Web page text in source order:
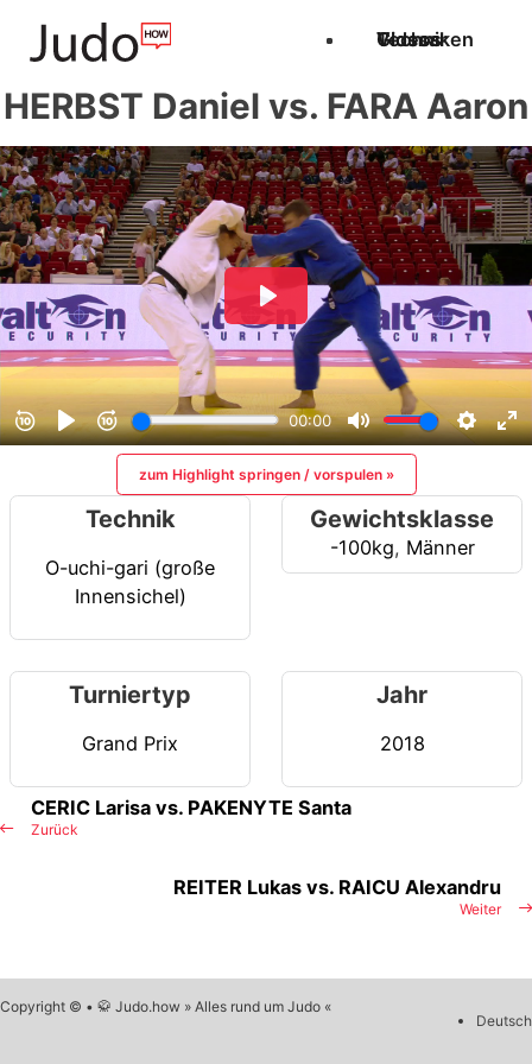
Techniken
Videos
Glossar
HERBST Daniel vs. FARA Aaron
zum Highlight springen / vorspulen »
Technik
O-uchi-gari (große
Innensichel)
Gewichtsklasse
-100kg, Männer
Turniertyp
Grand Prix
Jahr
2018
Zurück
CERIC Larisa vs. PAKENYTE Santa
Weiter
REITER Lukas vs. RAICU Alexandru
Copyright © • 🥋 Judo.how » Alles rund um Judo «
Deutsch